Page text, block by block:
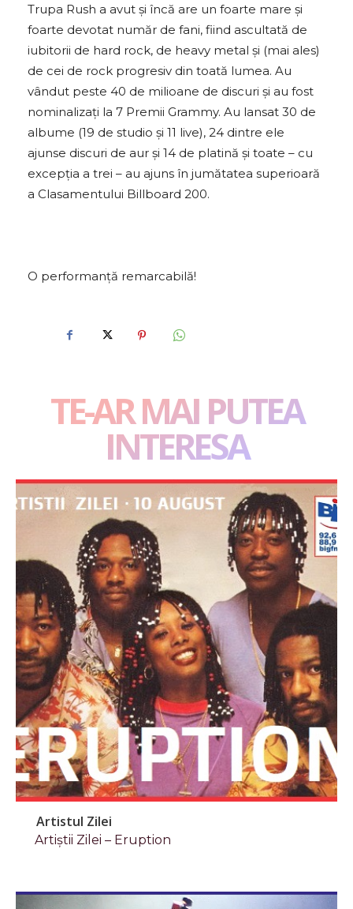
Trupa Rush a avut și încă are un foarte mare și
foarte devotat număr de fani, fiind ascultată de
iubitorii de hard rock, de heavy metal și (mai ales)
de cei de rock progresiv din toată lumea. Au
vândut peste 40 de milioane de discuri și au fost
nominalizați la 7 Premii Grammy. Au lansat 30 de
albume (19 de studio și 11 live), 24 dintre ele
ajunse discuri de aur și 14 de platină și toate – cu
excepția a trei – au ajuns în jumătatea superioară
a Clasamentului Billboard 200.
O performanță remarcabilă!
TE-AR MAI PUTEA
INTERESA
Artistul Zilei
Artiștii Zilei – Eruption